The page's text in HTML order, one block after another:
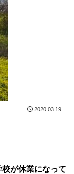
2020.03.19
が休業になって